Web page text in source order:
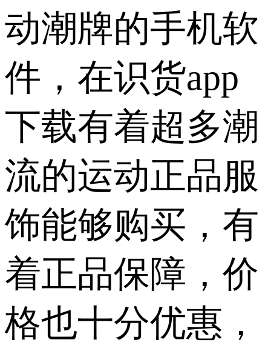
动潮牌的手机软
件，在识货app
下载有着超多潮
流的运动正品服
饰能够购买，有
着正品保障，价
格也十分优惠，